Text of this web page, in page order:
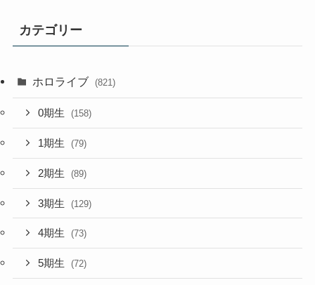
カテゴリー
ホロライブ (821)
0期生 (158)
1期生 (79)
2期生 (89)
3期生 (129)
4期生 (73)
5期生 (72)